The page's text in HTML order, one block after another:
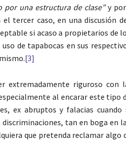
por una estructura de clase”y
el tercer caso, en una discusión
si acaso a propietarios de
de tapabocas en sus
[3]
extremadamente riguroso con
al encarar este tipo
ex abruptos y falacias
tan en boga en
que pretenda reclamar algo